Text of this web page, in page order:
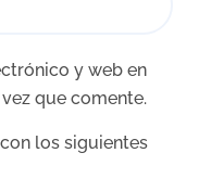
y web en
que comente.
los siguientes